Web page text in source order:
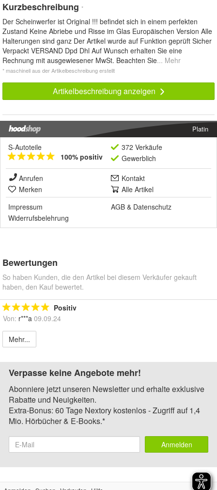
Kurzbeschreibung *
Der Scheinwerfer ist Original !!! befindet sich in einem perfekten
Zustand Keine Abriebe und Risse im Glas Europäischen Version Alle
Halterungen sind ganz Der Artikel wurde auf Funktion geprüft Sicher
Verpackt VERSAND Dpd Dhl Auf Wunsch erhalten Sie eine
Rechnung mit ausgewiesener MwSt. Beachten Sie... Mehr
* maschinell aus der Artikelbeschreibung erstellt
Artikelbeschreibung anzeigen
Platin
S-Autoteile
100% positiv
372 Verkäufe
Gewerblich
Anrufen
Kontakt
Merken
Alle Artikel
Impressum
AGB & Datenschutz
Widerrufsbelehrung
Bewertungen
So haben Kunden, die den Artikel bei diesem Verkäufer gekauft
haben, den Kauf bewertet.
Positiv
Von: r***a 09.09.24
Mehr...
Verpasse keine Angebote mehr!
Abonniere jetzt unseren Newsletter und erhalte exklusive
Rabatte und Neuigkeiten.
Extra-Bonus: 60 Tage Nextory kostenlos - Zugriff auf 1,4
Mio. Hörbücher & E-Books.*
Anmelden